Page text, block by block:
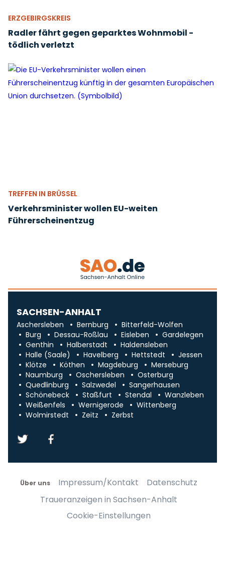
ERZGEBIRGSKREIS
Radler fährt gegen geparktes Wohnmobil -
tödlich verletzt
TREFFEN IN BRÜSSEL
Verkehrsminister wollen EU-weiten
Führerscheinentzug
SACHSEN-ANHALT
Aschersleben Bernburg
Bitterfeld-Wolfen
Burg
Dessau-Roßlau Eisleben
Gardelegen
Genthin
Halberstadt
Haldensleben
Halle (Saale)
Havelberg Hettstedt
Jessen
Klötze
Köthen Magdeburg
Merseburg
Naumburg
Oschersleben
Osterburg
Quedlinburg
Salzwedel
Sangerhausen
Schönebeck
Staßfurt Stendal
Wanzleben
Weißenfels
Wernigerode
Wittenberg
Wolmirstedt
Zeitz Zerbst
Über uns Impressum/Kontakt
Datenschutz
Traueranzeigen in Sachsen-Anhalt
Cookie-Einstellungen